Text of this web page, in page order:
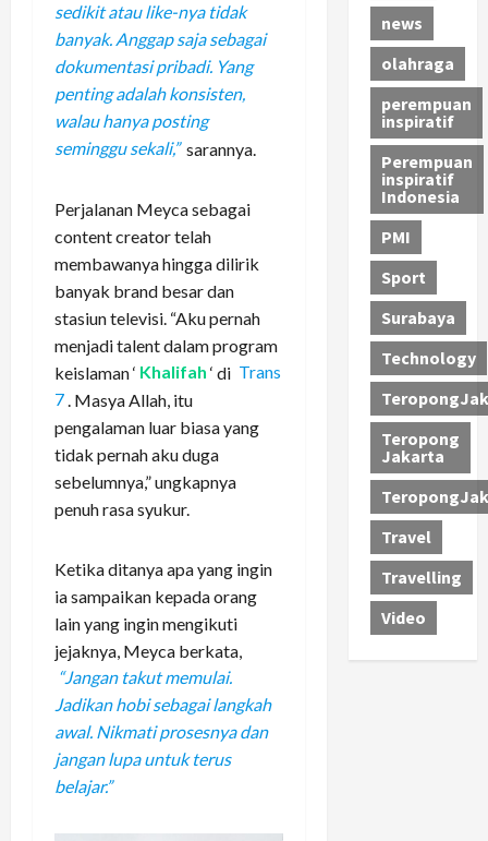
sedikit atau like-nya tidak
banyak. Anggap saja sebagai
dokumentasi pribadi. Yang
penting adalah konsisten,
walau hanya posting
seminggu sekali,” sarannya.
Perjalanan Meyca sebagai
content creator telah
membawanya hingga dilirik
banyak brand besar dan
stasiun televisi. “Aku pernah
menjadi talent dalam program
keislaman ‘ Khalifah ‘ di Trans
7 . Masya Allah, itu
pengalaman luar biasa yang
tidak pernah aku duga
sebelumnya,” ungkapnya
penuh rasa syukur.
Ketika ditanya apa yang ingin
ia sampaikan kepada orang
lain yang ingin mengikuti
jejaknya, Meyca berkata,
“Jangan takut memulai.
Jadikan hobi sebagai langkah
awal. Nikmati prosesnya dan
jangan lupa untuk terus
belajar.”
news
olahraga
perempuan
inspiratif
Perempuan
inspiratif
Indonesia
PMI
Sport
Surabaya
Technology
Teropong
Jakarta
Travel
Travelling
Video